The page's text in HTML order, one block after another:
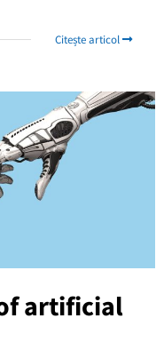
Citește articol
artificial